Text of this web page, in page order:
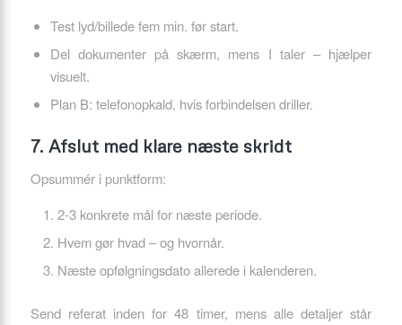
Test lyd/billede fem min. før start.
Del dokumenter på skærm, mens I taler – hjælper
visuelt.
Plan B: telefonopkald, hvis forbindelsen driller.
7. Afslut med klare næste skridt
Opsummér i punktform:
2-3 konkrete mål for næste periode.
Hvem gør hvad – og hvornår.
Næste opfølgningsdato allerede i kalenderen.
Send referat inden for 48 timer, mens alle detaljer står